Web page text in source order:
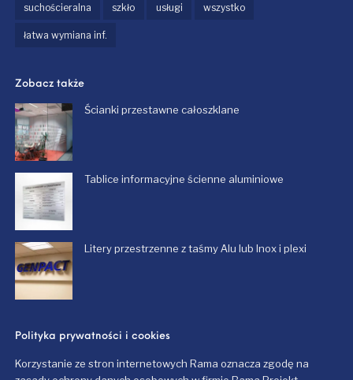
suchościeralna szkło usługi wszystko
łatwa wymiana inf.
Zobacz także
Ścianki przestawne całoszklane
Tablice informacyjne ścienne aluminiowe
Litery przestrzenne z taśmy Alu lub Inox i plexi
Polityka prywatności i cookies
Korzystanie ze stron internetowych Rama oznacza zgodę na